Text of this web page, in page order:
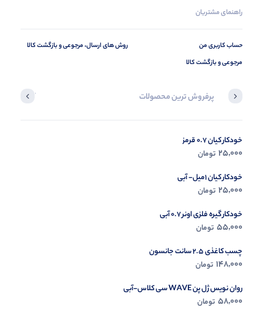
راهنمای مشتریان
حساب کاربری من
مرجوعی و بازگشت کالا
روش های ارسال، مرجوعی و بازگشت کالا
پرفروش ترین محصولات آخرین
خودکار کیان 0.7 قرمز
25,000 تومان
خودکار کیان 1میل- آبی
25,000 تومان
خودکار گیره فلزی اونر 0.7 آبی
55,000 تومان
چسب کاغذی 2.5 سانت جانسون
148,000 تومان
روان نویس ژل پن WAVE سی کلاس-آبی
58,000 تومان